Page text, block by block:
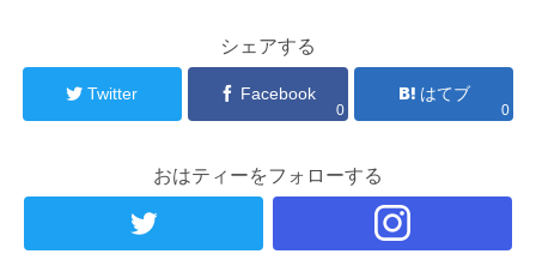
シェアする
Twitter Facebook
0
はてブ
0
おはティーをフォローする